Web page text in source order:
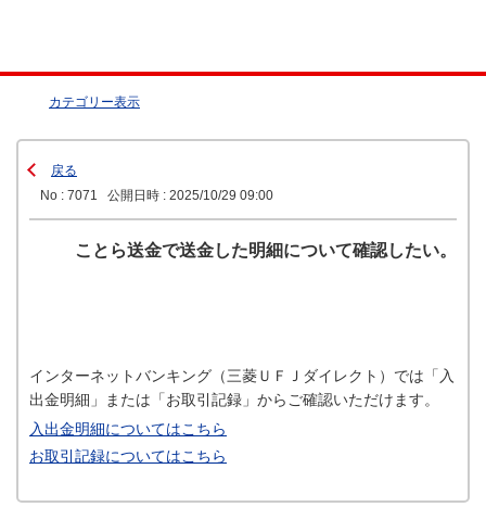
カテゴリー表示
戻る
No : 7071
公開日時 : 2025/10/29 09:00
ことら送金で送金した明細について確認したい。
インターネットバンキング（三菱ＵＦＪダイレクト）では「入
出金明細」または「お取引記録」からご確認いただけます。
入出金明細についてはこちら
お取引記録についてはこちら